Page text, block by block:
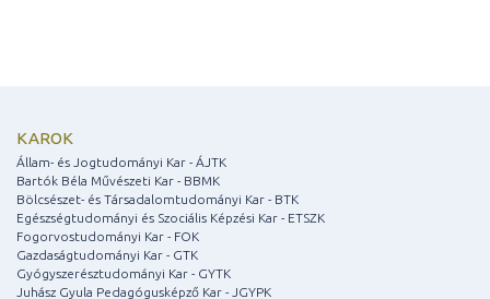
KAROK
Állam- és Jogtudományi Kar - ÁJTK
Bartók Béla Művészeti Kar - BBMK
Bölcsészet- és Társadalomtudományi Kar - BTK
Egészségtudományi és Szociális Képzési Kar - ETSZK
Fogorvostudományi Kar - FOK
Gazdaságtudományi Kar - GTK
Gyógyszerésztudományi Kar - GYTK
Juhász Gyula Pedagógusképző Kar - JGYPK